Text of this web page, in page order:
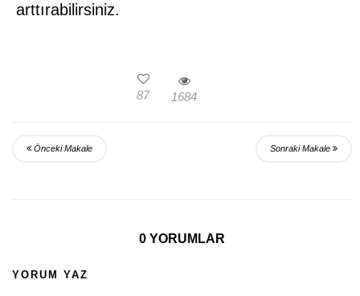
arttırabilirsiniz.
87 1684
Önceki Makale Sonraki Makale
0 YORUMLAR
YORUM YAZ